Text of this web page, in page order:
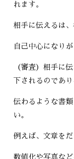
れます。
相手に伝えるは
自己中心になりが
（審査）相手に
下されるのであり
伝わるような書
い。
例えば、文章をだ
数値化や写真な